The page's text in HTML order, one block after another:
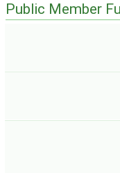
Public Member